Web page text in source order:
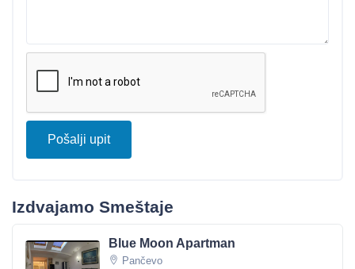
Pošalji upit
Izdvajamo Smeštaje
Blue Moon Apartman
Pančevo